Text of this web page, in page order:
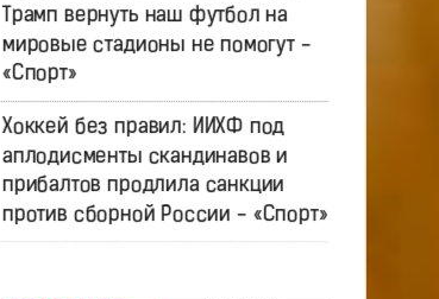
Трамп вернуть наш футбол на
мировые стадионы не помогут -
«Спорт»
Хоккей без правил: ИИХФ под
аплодисменты скандинавов и
прибалтов продлила санкции
против сборной России - «Спорт»